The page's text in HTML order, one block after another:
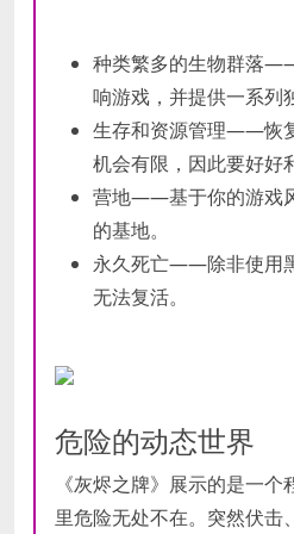
种类繁多的生物群落
响游戏，并提供一系列
生存和资源管理——恢
机会有限，因此要好好
营地——基于你的游戏
的基地。
永久死亡——除非使用
无法复活。
危险的动态世界
《灰烬之牌》展示的是一
里危险无处不在。突然伏击